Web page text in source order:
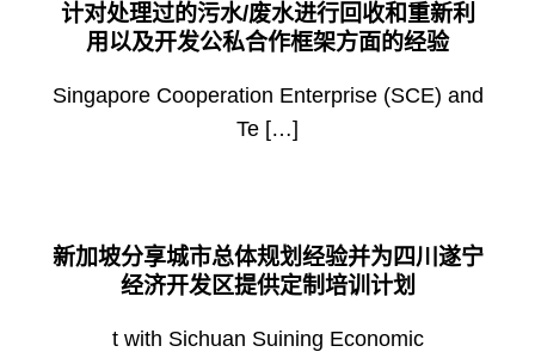
计对处理过的污水/废水进行回收和重新利
用以及开发公私合作框架方面的经验
Singapore Cooperation Enterprise (SCE) and
Te […]
新加坡分享城市总体规划经验并为四川遂宁
经济开发区提供定制培训计划
t with Sichuan Suining Economic